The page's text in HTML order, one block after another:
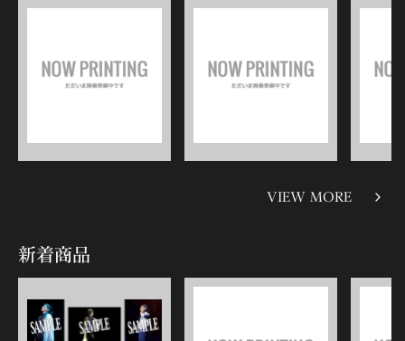
VIEW MORE
新着商品